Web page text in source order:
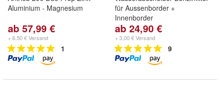
Aluminium - Magnesium
ab 57,99 €
+ 6,50 € Versand
1
für Aussenborder +
Innenborder
ab 24,90 €
+ 3,00 € Versand
9